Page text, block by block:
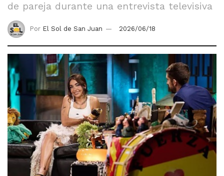
de pareja durante una entrevista televisiva
Por El Sol de San Juan 2026/06/18